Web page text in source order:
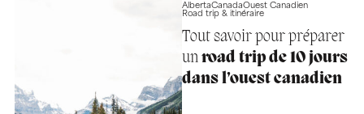
AlbertaCanadaOuest Canadien
Road trip & itinéraire
Tout savoir pour préparer
unroad trip de 10 jours
dans l’ouest canadien